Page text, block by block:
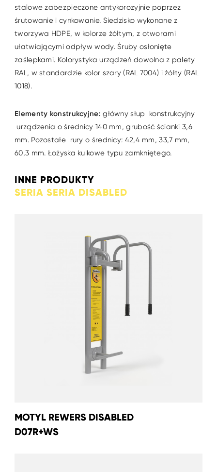
stalowe zabezpieczone antykorozyjnie poprzez
śrutowanie i cynkowanie. Siedzisko wykonane z
tworzywa HDPE, w kolorze żółtym, z otworami
ułatwiającymi odpływ wody. Śruby osłonięte
zaślepkami. Kolorystyka urządzeń dowolna z palety
RAL, w standardzie kolor szary (RAL 7004) i żółty (RAL
1018).
Elementy konstrukcyjne: główny słup konstrukcyjny
urządzenia o średnicy 140 mm, grubość ścianki 3,6
mm. Pozostałe rury o średnicy: 42,4 mm, 33,7 mm,
60,3 mm. Łożyska kulkowe typu zamkniętego.
INNE PRODUKTY
SERIA SERIA DISABLED
MOTYL REWERS DISABLED
D07R+WS